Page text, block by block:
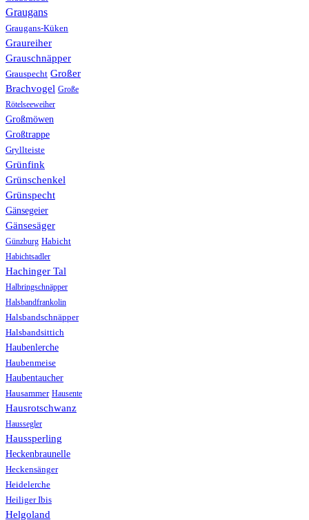
Graugans
Graugans-Küken
Graureiher
Grauschnäpper
Grauspecht Großer
Brachvogel Große
Rötelseeweiher
Großmöwen
Großtrappe
Gryllteiste
Grünfink
Grünschenkel
Grünspecht
Gänsegeier
Gänsesäger
Günzburg Habicht
Habichtsadler
Hachinger Tal
Halbringschnäpper
Halsbandfrankolin
Halsbandschnäpper
Halsbandsittich
Haubenlerche
Haubenmeise
Haubentaucher
Hausammer Hausente
Hausrotschwanz
Haussegler
Haussperling
Heckenbraunelle
Heckensänger
Heidelerche
Heiliger Ibis
Helgoland